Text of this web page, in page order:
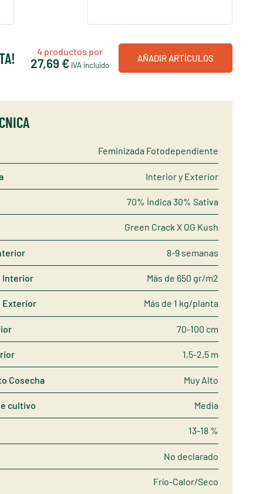
4 productos por
27,69 € IVA incluido
AÑADIR ARTÍCULOS
Feminizada Fotodependiente
Interior y Exterior
70% Índica 30% Sativa
Green Crack X OG Kush
8-9 semanas
Interior Más de 650 gr/m2
Exterior Más de 1 kg/planta
70-100 cm
1,5-2,5 m
Cosecha Muy Alto
cultivo Media
13-18 %
No declarado
Frío-Calor/Seco